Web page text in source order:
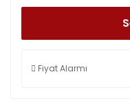
Fiyat Alarmı